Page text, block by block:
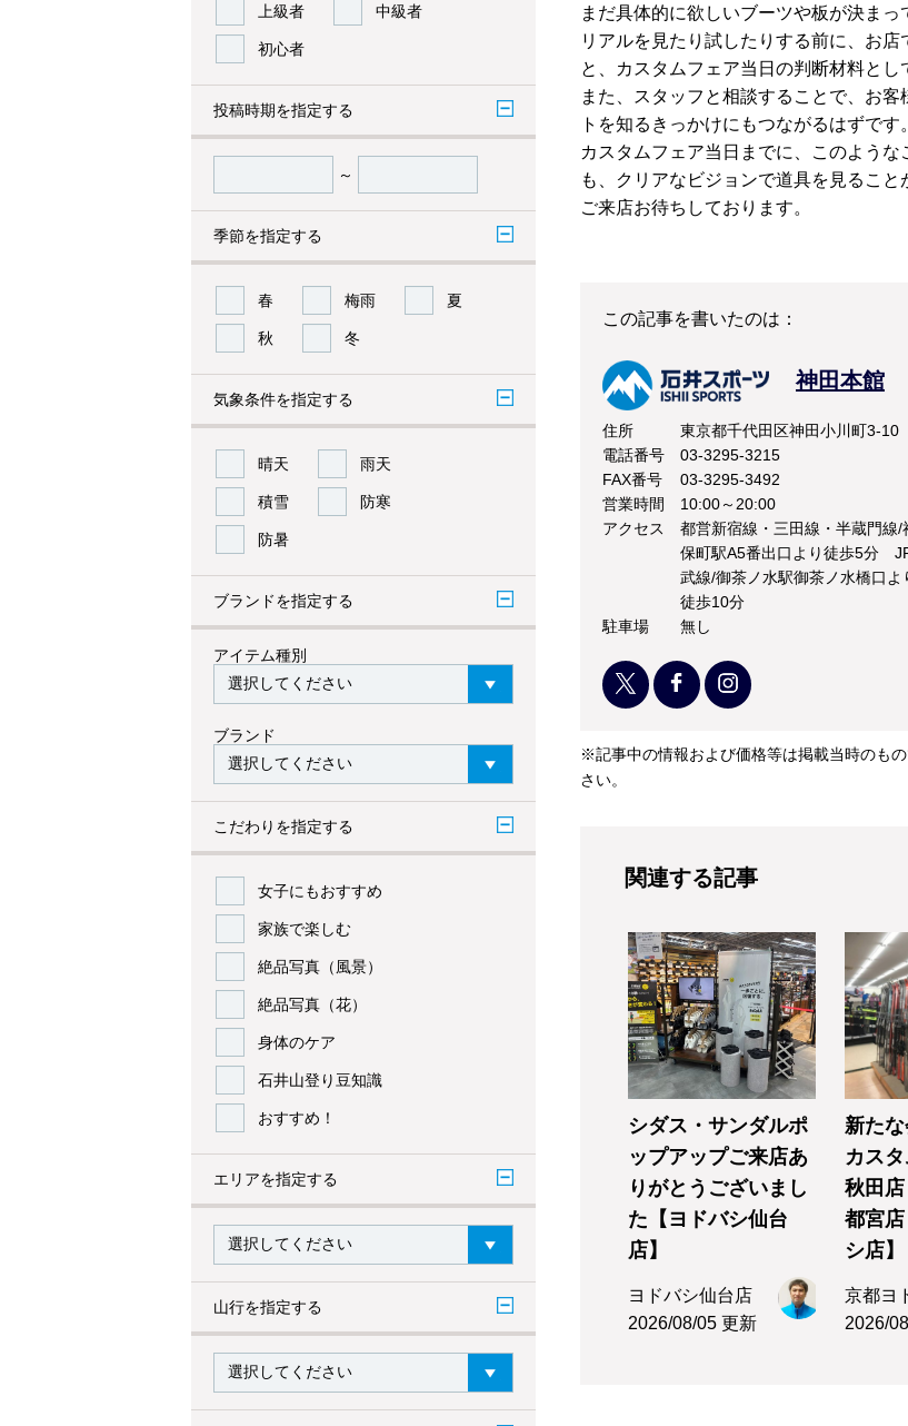
上級者 中級者
初心者
投稿時期を指定する
～
季節を指定する
春 梅雨 夏
秋 冬
気象条件を指定する
晴天 雨天
積雪 防寒
防暑
ブランドを指定する
アイテム種別
ブランド
こだわりを指定する
女子にもおすすめ
家族で楽しむ
絶品写真（風景）
絶品写真（花）
身体のケア
石井山登り豆知識
おすすめ！
エリアを指定する
山行を指定する
まだ具体的に欲しいブーツや板が決ま
リアルを見たり試したりする前に、お
と、カスタムフェア当日の判断材料とし
また、スタッフと相談することで、お
トを知るきっかけにもつながるはずです。
カスタムフェア当日までに、このよう
も、クリアなビジョンで道具を見るこ
ご来店お待ちしております。
この記事を書いたのは：
神田本館
住所
東京都千代田区神田小川町3-10
電話番号
03-3295-3215
FAX番号
03-3295-3492
営業時間
10:00～20:00
アクセス
都営新宿線・三田線・半蔵門線/
保町駅A5番出口より徒歩5分
武線/御茶ノ水駅御茶ノ水橋口よ
徒歩10分
駐車場
無し
※記事中の情報および価格等は掲載当時のも
さい。
関連する記事
シダス・サンダルポ
ップアップご来店あ
りがとうございまし
た【ヨドバシ仙台
店】
ヨドバシ仙台店
2026/08/05 更新
新た
カス
秋田
都宮
シ店】
京都ヨ
2026/